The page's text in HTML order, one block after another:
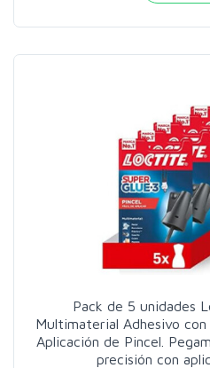
Pack de 5 unidades
Multimaterial Adhesivo
Aplicación de Pincel.
precisión con